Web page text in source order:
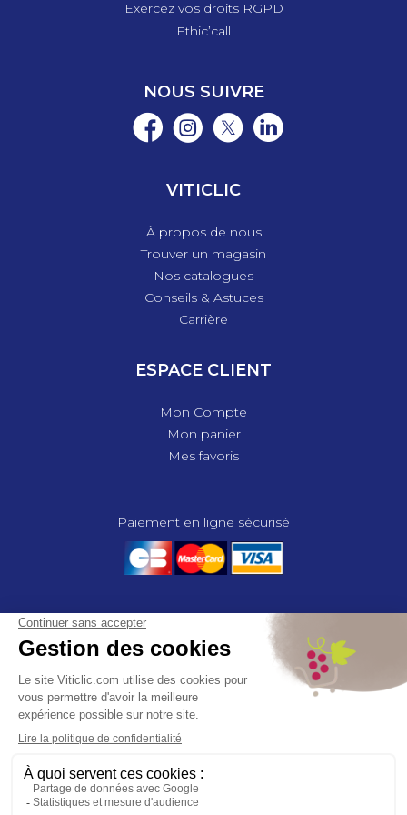
Exercez vos droits RGPD
Ethic’call
NOUS SUIVRE
VITICLIC
À propos de nous
Trouver un magasin
Nos catalogues
Conseils & Astuces
Carrière
ESPACE CLIENT
Mon Compte
Mon panier
Mes favoris
Paiement en ligne sécurisé
© 2025 - GROUPE COMPAS, TOUS DROITS RÉSERVÉS.
MENTIONS LÉGALES
CGV
POLITIQUE DE CONFIDENTIALITÉ
COMPAS, à travers ses métiers de négociant et distributeur répond aux
horticulteurs, dans le domaine des espaces verts, des collectivités et des
particuliers. Le service développement de COMPAS travaille en
partenariat étroit avec le monde agricole et viticole pour mettre au point,
tester et proposer à ses clients les solutions les mieux adaptées. Agrément